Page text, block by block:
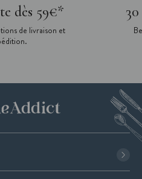
dès 59€*
de livraison et